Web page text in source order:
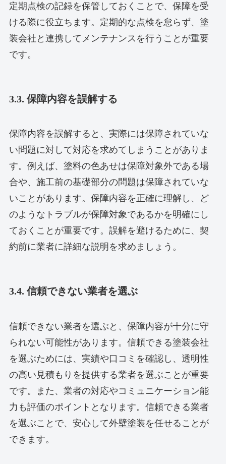
定期点検の記録を保管しておくことで、保障を受
ける際に役立ちます。定期的な点検を怠らず、塗
装会社と連携してメンテナンスを行うことが重要
です。
3.3. 保障内容を誤解する
保障内容を誤解すると、実際には保障されていな
い問題に対して対応を求めてしまうことがありま
す。例えば、塗料の色あせは保障対象外である場
合や、施工前の基礎部分の問題は保障されていな
いことがあります。保障内容を正確に理解し、ど
のようなトラブルが保障対象であるかを明確にし
ておくことが重要です。誤解を避けるために、契
約前に業者に詳細な説明を求めましょう。
3.4. 信頼できない業者を選ぶ
信頼できない業者を選ぶと、保障内容が十分に守
られない可能性があります。信頼できる塗装会社
を選ぶためには、実績や口コミを確認し、透明性
の高い見積もりを提供する業者を選ぶことが重要
です。また、業者の対応やコミュニケーション能
力も評価のポイントとなります。信頼できる業者
を選ぶことで、安心して外壁塗装を任せることが
できます。